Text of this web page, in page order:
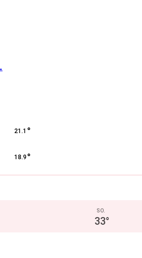
21.1 °
18.9 °
SO.
33°